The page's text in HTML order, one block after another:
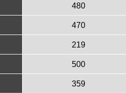
480
470
219
500
359